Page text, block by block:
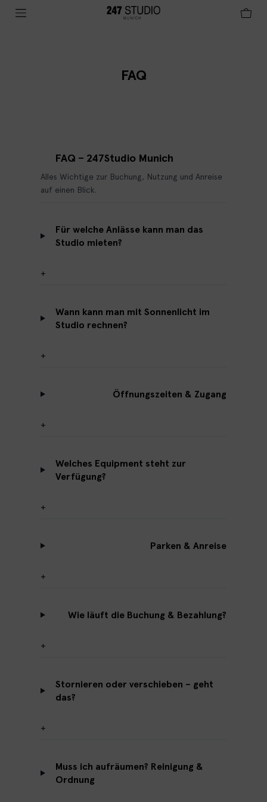
FAQ
FAQ – 247Studio Munich
Alles Wichtige zur Buchung, Nutzung und Anreise
auf einen Blick.
Für welche Anlässe kann man das
Studio mieten?
+
Wann kann man mit Sonnenlicht im
Studio rechnen?
+
Öffnungszeiten & Zugang
+
Welches Equipment steht zur
Verfügung?
+
Parken & Anreise
+
Wie läuft die Buchung & Bezahlung?
+
Stornieren oder verschieben – geht
das?
+
Muss ich aufräumen? Reinigung &
Ordnung